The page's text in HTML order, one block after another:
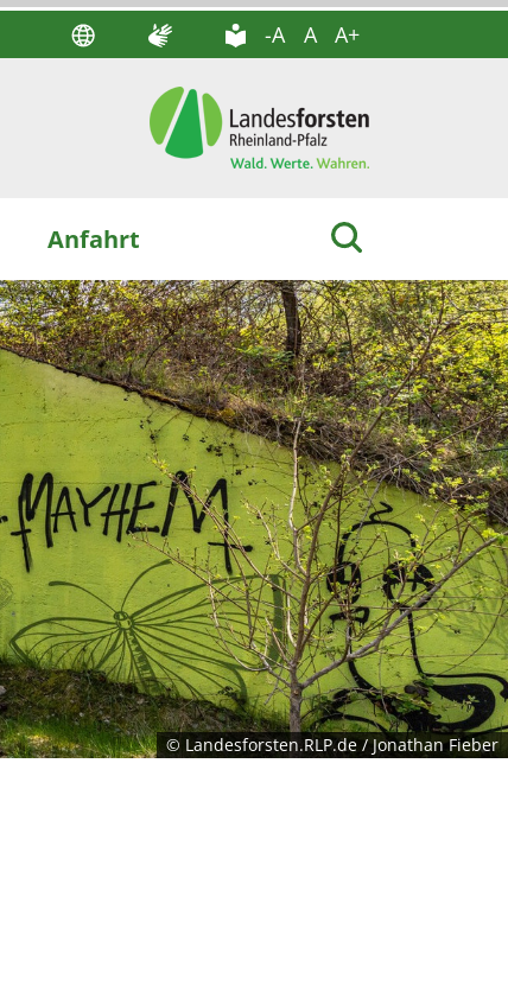
-A A A+
Anfahrt
© Landesforsten.RLP.de / Jonathan Fieber